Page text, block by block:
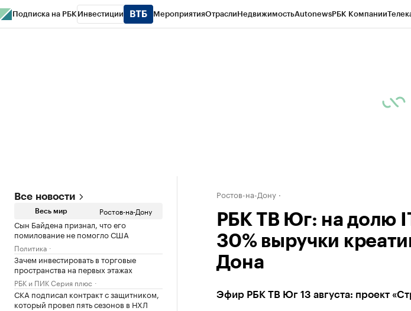
Подписка на РБК Инвестиции МероприятияОтраслиНедвижимостьAutonewsРБК Компании
Все новости
Весь мир Ростов-на-Дону
Сын Байдена признал, что его
помилование не помогло США
Политика
Зачем инвестировать в торговые
пространства на первых этажах
РБК и ПИК Серия плюс
СКА подписал контракт с защитником,
который провел пять сезонов в НХЛ
Ростов-на-Дону
РБК ТВ Юг: на долю
30% выручки
Дона
Эфир РБК ТВ Юг 13 августа: проект